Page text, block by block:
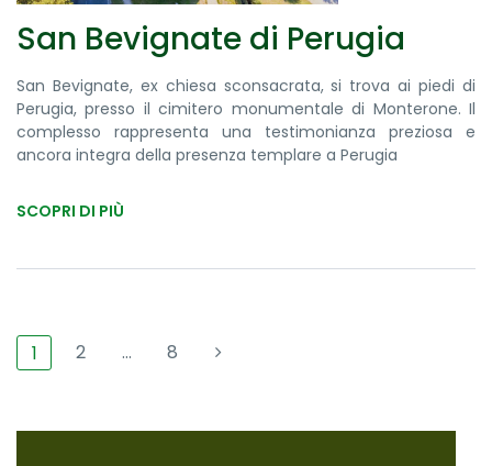
San Bevignate di Perugia
San Bevignate, ex chiesa sconsacrata, si trova ai piedi di
Perugia, presso il cimitero monumentale di Monterone. Il
complesso rappresenta una testimonianza preziosa e
ancora integra della presenza templare a Perugia
SCOPRI DI PIÙ
1 2 … 8